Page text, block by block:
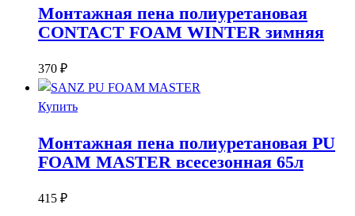
Монтажная пена полиуретановая
CONTACT FOAM WINTER зимняя
370 ₽
Купить
Монтажная пена полиуретановая PU
FOAM MASTER всесезонная 65л
415 ₽